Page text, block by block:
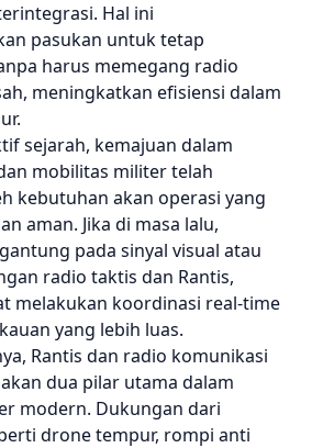
Hal ini
pasukan untuk tetap
harus memegang radio
meningkatkan efisiensi dalam
sejarah, kemajuan dalam
mobilitas militer telah
kebutuhan akan operasi yang
aman. Jika di masa lalu,
pada sinyal visual atau
radio taktis dan Rantis,
melakukan koordinasi real-time
yang lebih luas.
Rantis dan radio komunikasi
dua pilar utama dalam
modern. Dukungan dari
drone tempur, rompi anti